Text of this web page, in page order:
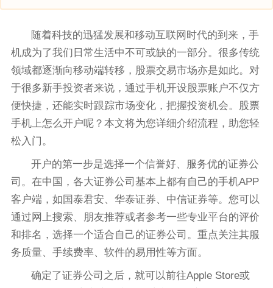
随着科技的迅猛发展和移动互联网时代的到来，手
机成为了我们日常生活中不可或缺的一部分。很多传统
领域都逐渐向移动端转移，股票交易市场亦是如此。对
于很多新手投资者来说，通过手机开设股票账户不仅方
便快捷，还能实时跟踪市场变化，把握投资机会。股票
手机上怎么开户呢？本文将为您详细介绍流程，助您轻
松入门。
开户的第一步是选择一个信誉好、服务优的证券公
司。在中国，各大证券公司基本上都有自己的手机APP
客户端，如国泰君安、华泰证券、中信证券等。您可以
通过网上搜索、朋友推荐或者参考一些专业平台的评价
和排名，选择一个适合自己的证券公司。重点关注其服
务质量、手续费率、软件的易用性等方面。
确定了证券公司之后，就可以前往Apple Store或